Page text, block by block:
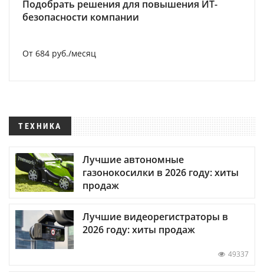
Подобрать решения для повышения ИТ-
безопасности компании
От 684 руб./месяц
ТЕХНИКА
Лучшие автономные
газонокосилки в 2026 году: хиты
продаж
Лучшие видеорегистраторы в
2026 году: хиты продаж
49337